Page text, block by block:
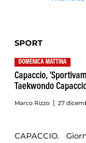
SPORT
DOMENICA MATTINA
Capaccio,
Taekwondo
Marco Rizzo 27
CAPACCIO.